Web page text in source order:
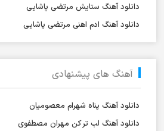
دانلود آهنگ ستایش مرتضی پاشایی
دانلود آهنگ ادم اهنی مرتضی پاشایی
آهنگ های پیشنهادی
دانلود آهنگ پناه شهرام معصومیان
دانلود آهنگ لب تر کن مهران مصطفوی